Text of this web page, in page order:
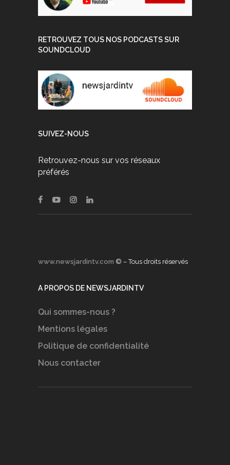
RETROUVEZ TOUS NOS PODCASTS SUR
SOUNDCLOUD
SUIVEZ-NOUS
Retrouvez-nous sur vos réseaux
préférés
www.newsjardintv.com © – Tous droits réservés
A PROPOS DE NEWSJARDINTV
Qui sommes-nous ?
Mentions légales
Politique de confidentialité
Nous contacter